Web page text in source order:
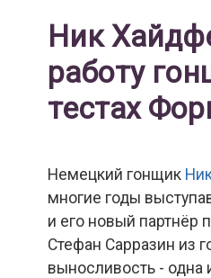
Ник
работу
тестах
Немецкий гонщик
многие годы
и его новый партнёр
Стефан Сарразин из
выносливость -